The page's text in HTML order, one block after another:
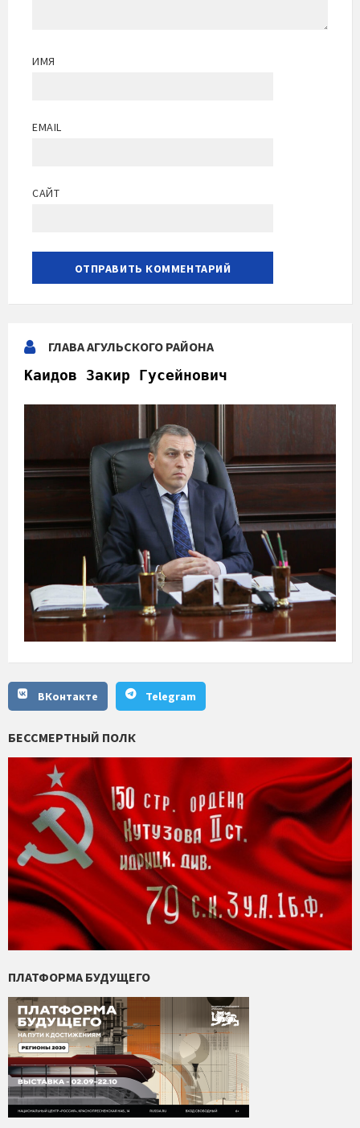
ИМЯ
EMAIL
САЙТ
ГЛАВА АГУЛЬСКОГО РАЙОНА
Каидов Закир Гусейнович
ВКонтакте Telegram
БЕССМЕРТНЫЙ ПОЛК
ПЛАТФОРМА БУДУЩЕГО